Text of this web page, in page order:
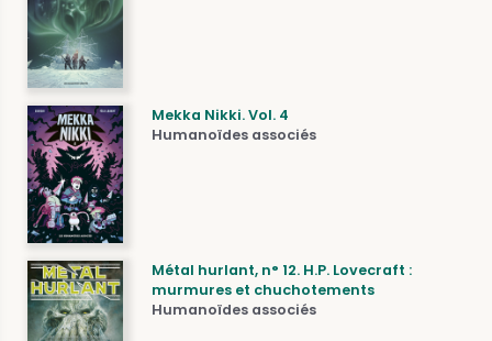
Mekka Nikki. Vol. 4
Humanoïdes associés
Métal hurlant, n° 12. H.P. Lovecraft :
murmures et chuchotements
Humanoïdes associés